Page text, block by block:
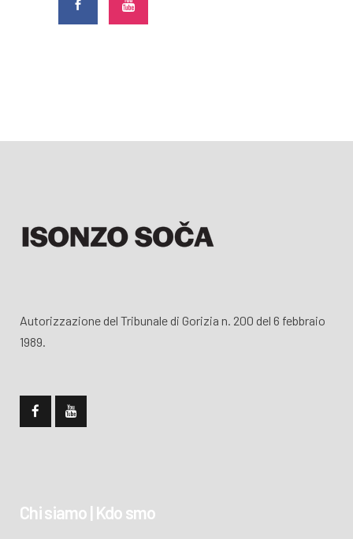
Autorizzazione del Tribunale di Gorizia n. 200 del 6 febbraio
1989.
Chi siamo | Kdo smo